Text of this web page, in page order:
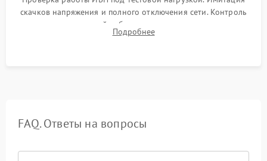
скачков напряжения и полного отключения сети. Контроль
времени автономной работы, температурного режима и
корректности формы выходного сигнала.
Подробнее
FAQ. Ответы на вопросы